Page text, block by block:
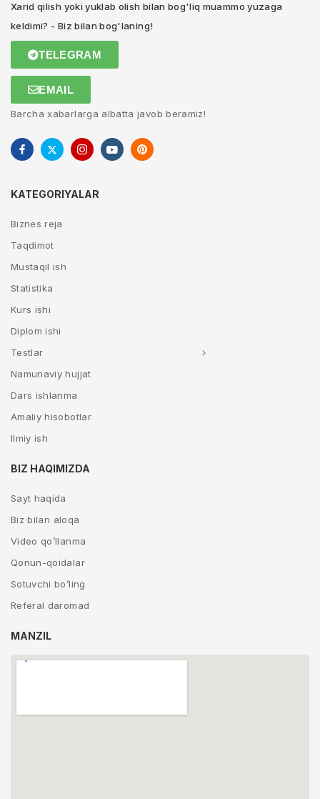
Xarid qilish yoki yuklab olish bilan bog'liq muammo yuzaga
keldimi? - Biz bilan bog'laning!
TELEGRAM
EMAIL
Barcha xabarlarga albatta javob beramiz!
KATEGORIYALAR
Biznes reja
Taqdimot
Mustaqil ish
Statistika
Kurs ishi
Diplom ishi
Testlar
Namunaviy hujjat
Dars ishlanma
Amaliy hisobotlar
Ilmiy ish
BIZ HAQIMIZDA
Sayt haqida
Biz bilan aloqa
Video qo’llanma
Qonun-qoidalar
Sotuvchi bo’ling
Referal daromad
MANZIL